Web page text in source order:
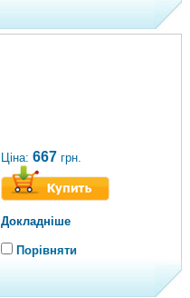
Ціна: 667 грн.
Докладніше
Порівняти